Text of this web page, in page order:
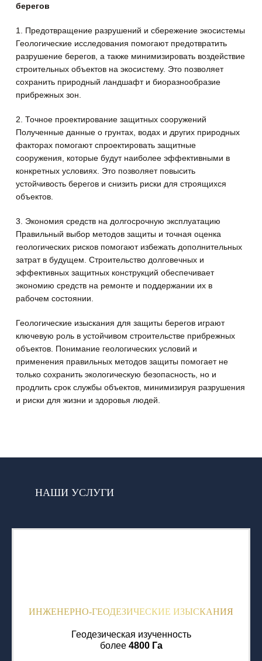
берегов
1. Предотвращение разрушений и сбережение экосистемы
Геологические исследования помогают предотвратить
разрушение берегов, а также минимизировать воздействие
строительных объектов на экосистему. Это позволяет
сохранить природный ландшафт и биоразнообразие
прибрежных зон.
2. Точное проектирование защитных сооружений
Полученные данные о грунтах, водах и других природных
факторах помогают спроектировать защитные
сооружения, которые будут наиболее эффективными в
конкретных условиях. Это позволяет повысить
устойчивость берегов и снизить риски для строящихся
объектов.
3. Экономия средств на долгосрочную эксплуатацию
Правильный выбор методов защиты и точная оценка
геологических рисков помогают избежать дополнительных
затрат в будущем. Строительство долговечных и
эффективных защитных конструкций обеспечивает
экономию средств на ремонте и поддержании их в
рабочем состоянии.
Геологические изыскания для защиты берегов играют
ключевую роль в устойчивом строительстве прибрежных
объектов. Понимание геологических условий и
применения правильных методов защиты помогает не
только сохранить экологическую безопасность, но и
продлить срок службы объектов, минимизируя разрушения
и риски для жизни и здоровья людей.
НАШИ УСЛУГИ
ИНЖЕНЕРНО-ГЕОДЕЗИЧЕСКИЕ ИЗЫСКАНИЯ
Геодезическая изученность
более 4800 Га